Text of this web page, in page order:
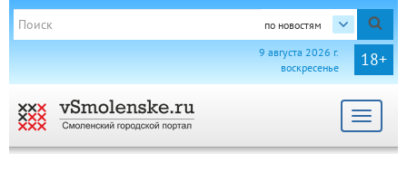
по новостям
18+
9 августа 2026 г.
воскресенье
Toggle